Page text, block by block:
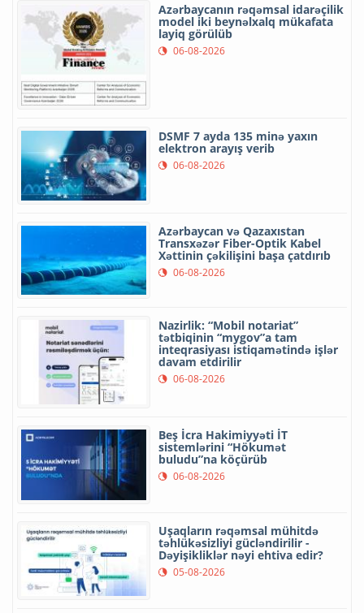
Azərbaycanın rəqəmsal idarəçilik
model iki beynəlxalq mükafata
layiq görülüb
06-08-2026
DSMF 7 ayda 135 minə yaxın
elektron arayış verib
06-08-2026
Azərbaycan və Qazaxıstan
Transxəzər Fiber-Optik Kabel
Xəttinin çəkilişini başa çatdırıb
06-08-2026
Nazirlik: “Mobil notariat”
tətbiqinin “mygov”a tam
inteqrasiyası istiqamətində işlər
davam etdirilir
06-08-2026
Beş İcra Hakimiyyəti İT
sistemlərini “Hökumət
buludu”na köçürüb
06-08-2026
Uşaqların rəqəmsal mühitdə
təhlükəsizliyi gücləndirilir -
Dəyişikliklər nəyi ehtiva edir?
05-08-2026